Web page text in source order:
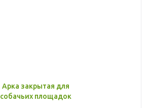
Арка закрытая для
собачьих площадок